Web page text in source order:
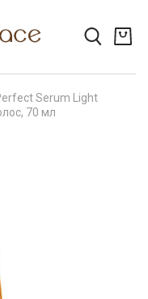
Serum Light
70 мл